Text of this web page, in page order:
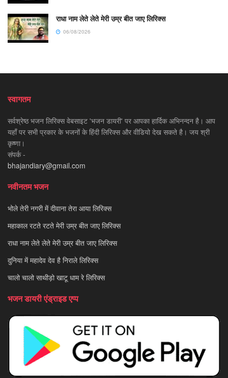
राधा नाम लेते लेते मेरी उम्र बीत जाए लिरिक्स
06/08/2026
स्वागतम
सर्वश्रेष्ठ भजन लिरिक्स वेबसाइट 'भजन डायरी' पर आपका हार्दिक अभिनन्दन है। आप
यहाँ पर सभी प्रकार के भजनों के हिंदी लिरिक्स और वीडियो देख सकते है। जय श्री
कृष्णा।
संपर्क -
bhajandiary@gmail.com
नवीनतम भजन
भोले तेरी नगरी में दीवाना तेरा आया लिरिक्स
महाकाल रटते रटते मेरी उम्र बीत जाए लिरिक्स
राधा नाम लेते लेते मेरी उम्र बीत जाए लिरिक्स
दुनिया में महादेव देव है निराले लिरिक्स
चालो चालो साथीड़ो खाटू धाम रे लिरिक्स
भजन डायरी एंड्राइड एप्प